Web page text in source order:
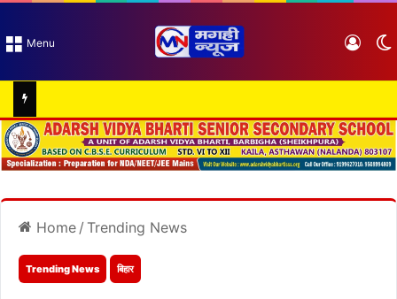
Menu Log
Home / Trending News
Trending News बिहार